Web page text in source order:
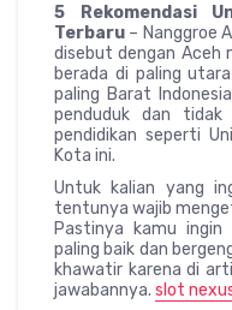
5 Rekomendasi
Terbaru – Nanggroe
disebut dengan Aceh
berada di paling
paling Barat
penduduk dan
pendidikan seperti
Kota ini.
Untuk kalian yang
tentunya wajib
Pastinya kamu
paling baik dan
khawatir karena di
jawabannya. slot